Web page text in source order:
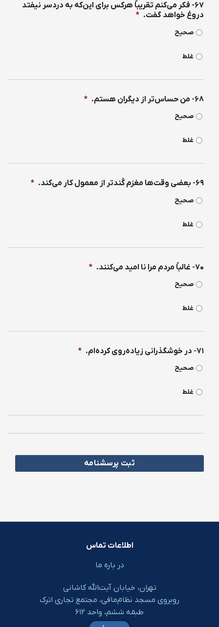
۶۷- فكر می‌كنم تقریباً هركس برای این‌كه به دردسر نیفتد
دروغ خواهد گفت. *
صحیح
غلط
۶۸- من حساس‌تر از دیگران هستم. *
صحیح
غلط
۶۹- بعضی وقت‌ها مغزم كُندتر از معمول كار می‌كند. *
صحیح
غلط
۷۰- غالباً مردم مرا نا امید می‌كنند. *
صحیح
غلط
۷۱- در خوشگذرانی زیاده‌روی كرده‌ام. *
صحیح
غلط
اطلاعات تماس
در باره ما
تهران، خیابان آیت‌الله کاشانی
روبروی مسجد نظام‌مافی، مجتمع تجاری اترک
طبقه ششم، واحد ۶۱۲